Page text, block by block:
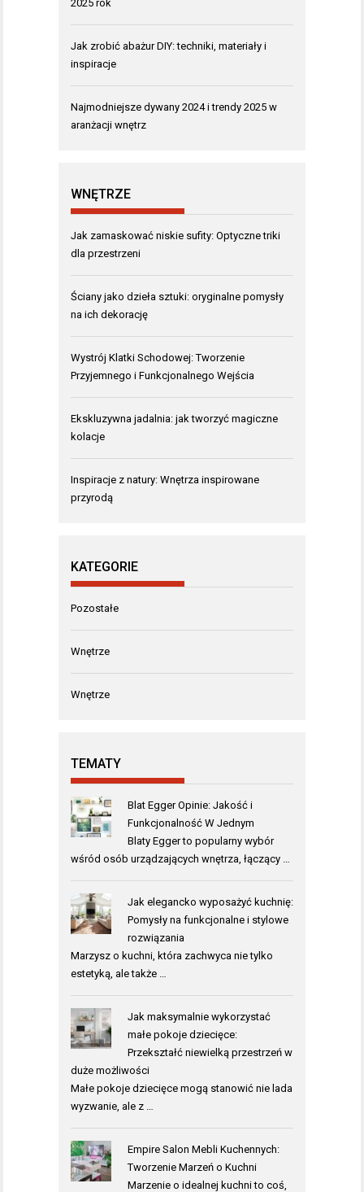
2025 rok
Jak zrobić abażur DIY: techniki, materiały i
inspiracje
Najmodniejsze dywany 2024 i trendy 2025 w
aranżacji wnętrz
WNĘTRZE
Jak zamaskować niskie sufity: Optyczne triki
dla przestrzeni
Ściany jako dzieła sztuki: oryginalne pomysły
na ich dekorację
Wystrój Klatki Schodowej: Tworzenie
Przyjemnego i Funkcjonalnego Wejścia
Ekskluzywna jadalnia: jak tworzyć magiczne
kolacje
Inspiracje z natury: Wnętrza inspirowane
przyrodą
KATEGORIE
Pozostałe
Wnętrze
Wnętrze
TEMATY
Blat Egger Opinie: Jakość i
Funkcjonalność W Jednym
Blaty Egger to popularny wybór
wśród osób urządzających wnętrza, łączący …
Jak elegancko wyposażyć kuchnię:
Pomysły na funkcjonalne i stylowe
rozwiązania
Marzysz o kuchni, która zachwyca nie tylko
estetyką, ale także …
Jak maksymalnie wykorzystać
małe pokoje dziecięce:
Przekształć niewielką przestrzeń w
duże możliwości
Małe pokoje dziecięce mogą stanowić nie lada
wyzwanie, ale z …
Empire Salon Mebli Kuchennych:
Tworzenie Marzeń o Kuchni
Marzenie o idealnej kuchni to coś,